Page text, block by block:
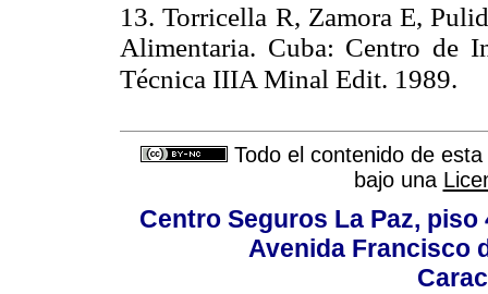
13. Torricella R, Zamora E,
Alimentaria. Cuba: Centro de
Técnica IIIA Minal Edit. 1989.
Todo el contenido de
bajo una
Centro Seguros La Paz,
Avenida Francisco